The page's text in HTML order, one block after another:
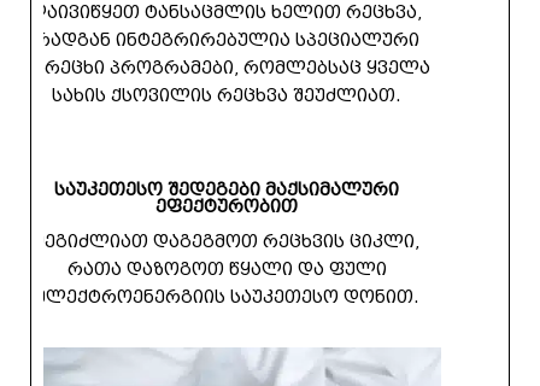
დაივიწყეთ ტანსაცმლის ხელით რეცხვა,
რადგან ინტეგრირებულია სპეციალური
სარეცხი პროგრამები, რომლებსაც ყველა
სახის ქსოვილის რეცხვა შეუძლიათ.
საუკეთესო შედეგები მაქსიმალური
ეფექტურობით
შეგიძლიათ დაგეგმოთ რეცხვის ციკლი,
რათა დაზოგოთ წყალი და ფული
ელექტროენერგიის საუკეთესო დონით.